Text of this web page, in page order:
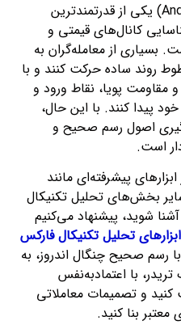
چنگال اندروز (Andrews’ Pitchfork) یکی از قدرتمندترین
کانال‌های قیمتی و
بسیاری از معامله‌گران به
روند ساده حرکت کنند و با
پویا، نقاط ورود و
پیدا کنند. با این حال،
اصول رسم صحیح و
است.
پیشرفته‌ای مانند
بخش‌های تحلیل تکنیکال
آشنا شوید، پیشنهاد می‌کنیم
تحلیل تکنیکال فارکس
رسم صحیح چنگال اندروز، به
با اعتمادبه‌نفس
کنید و تصمیمات معاملاتی
بنا کنید.